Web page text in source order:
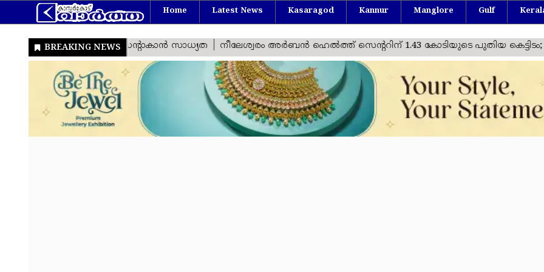
Home Latest News Kasaragod Kannur Manglore Gulf